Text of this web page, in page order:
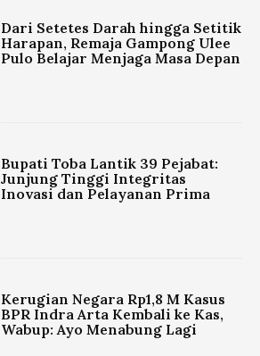
Dari Setetes Darah hingga Setitik
Harapan, Remaja Gampong Ulee
Pulo Belajar Menjaga Masa Depan
Bupati Toba Lantik 39 Pejabat:
Junjung Tinggi Integritas
Inovasi dan Pelayanan Prima
Kerugian Negara Rp1,8 M Kasus
BPR Indra Arta Kembali ke Kas,
Wabup: Ayo Menabung Lagi